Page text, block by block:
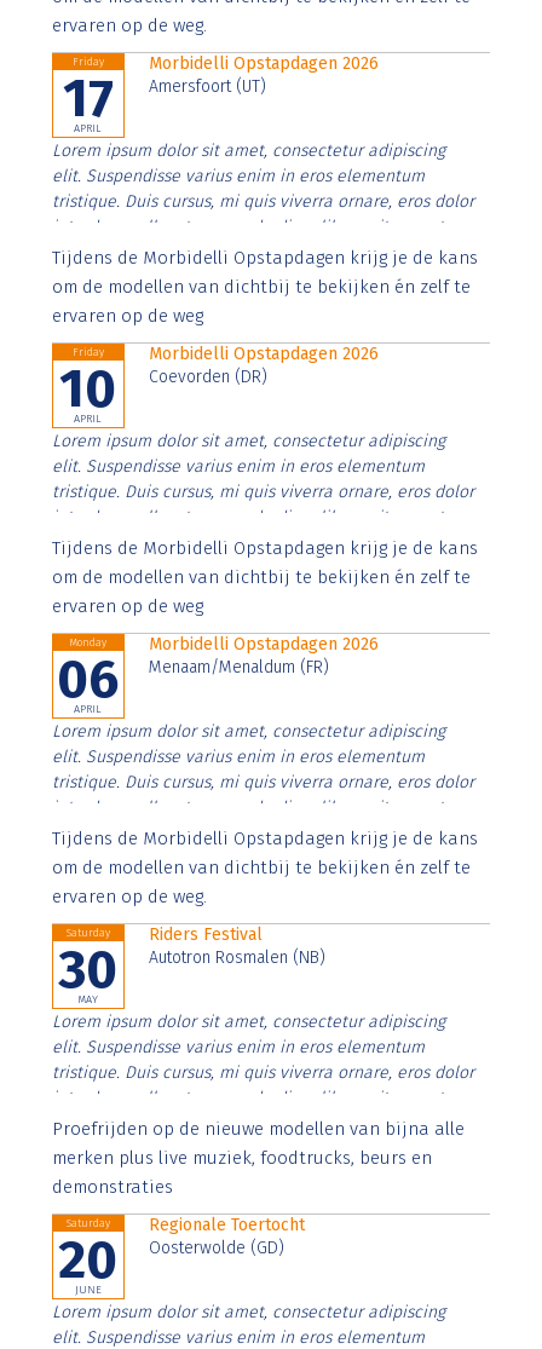
ervaren op de weg.
Friday
17
APRIL
Morbidelli Opstapdagen 2026
Amersfoort (UT)
Lorem ipsum dolor sit amet, consectetur adipiscing
elit. Suspendisse varius enim in eros elementum
tristique. Duis cursus, mi quis viverra ornare, eros dolor
interdum nulla, ut commodo diam libero vitae erat.
Aenean faucibus nibh et justo cursus id rutrum lorem
imperdiet. Nunc ut sem vitae risus tristique posuere.
Tijdens de Morbidelli Opstapdagen krijg je de kans
om de modellen van dichtbij te bekijken én zelf te
ervaren op de weg
Friday
10
APRIL
Morbidelli Opstapdagen 2026
Coevorden (DR)
Lorem ipsum dolor sit amet, consectetur adipiscing
elit. Suspendisse varius enim in eros elementum
tristique. Duis cursus, mi quis viverra ornare, eros dolor
interdum nulla, ut commodo diam libero vitae erat.
Aenean faucibus nibh et justo cursus id rutrum lorem
imperdiet. Nunc ut sem vitae risus tristique posuere.
Tijdens de Morbidelli Opstapdagen krijg je de kans
om de modellen van dichtbij te bekijken én zelf te
ervaren op de weg
Monday
06
APRIL
Morbidelli Opstapdagen 2026
Menaam/Menaldum (FR)
Lorem ipsum dolor sit amet, consectetur adipiscing
elit. Suspendisse varius enim in eros elementum
tristique. Duis cursus, mi quis viverra ornare, eros dolor
interdum nulla, ut commodo diam libero vitae erat.
Aenean faucibus nibh et justo cursus id rutrum lorem
imperdiet. Nunc ut sem vitae risus tristique posuere.
Tijdens de Morbidelli Opstapdagen krijg je de kans
om de modellen van dichtbij te bekijken én zelf te
ervaren op de weg.
Saturday
30
MAY
Riders Festival
Autotron Rosmalen (NB)
Lorem ipsum dolor sit amet, consectetur adipiscing
elit. Suspendisse varius enim in eros elementum
tristique. Duis cursus, mi quis viverra ornare, eros dolor
interdum nulla, ut commodo diam libero vitae erat.
Aenean faucibus nibh et justo cursus id rutrum lorem
imperdiet. Nunc ut sem vitae risus tristique posuere.
Proefrijden op de nieuwe modellen van bijna alle
merken plus live muziek, foodtrucks, beurs en
demonstraties
Saturday
20
JUNE
Regionale Toertocht
Oosterwolde (GD)
Lorem ipsum dolor sit amet, consectetur adipiscing
elit. Suspendisse varius enim in eros elementum